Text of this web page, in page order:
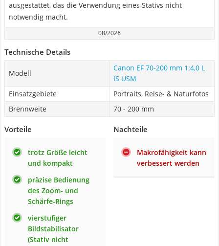
ausgestattet, das die Verwendung eines Stativs nicht
notwendig macht.
08/2026
Technische Details
Modell
Canon EF 70-200 mm 1:4,0 L
IS USM
Einsatzgebiete
Portraits, Reise- & Naturfotos
Brennweite
70 - 200 mm
Vorteile
trotz Größe leicht
und kompakt
präzise Bedienung
des Zoom- und
Schärfe-Rings
vierstufiger
Bildstabilisator
(Stativ nicht
Nachteile
Makrofähigkeit kann
verbessert werden